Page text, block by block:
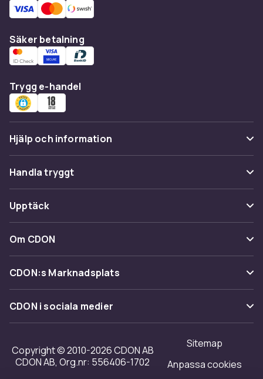
Säker betalning
Trygg e-handel
Hjälp och information
Vanliga frågor
Spåra paket
Ångra & Returnera här
Kundservice
Handla tryggt
Betalning
Leverans
Återkallelser
Upptäck
Kategorier
Varumärken
Shopit.se
Om CDON
Om oss
Kundrecensioner
Tillgänglighet
CDON:s Marknadsplats
Sälj på CDON
Bli affiliate
Regler & kvalitet
Merchant Help Center
CDON i sociala medier
Copyright © 2010-2026 CDON AB
CDON AB, Org.nr: 556406-1702
Sitemap
Anpassa cookies